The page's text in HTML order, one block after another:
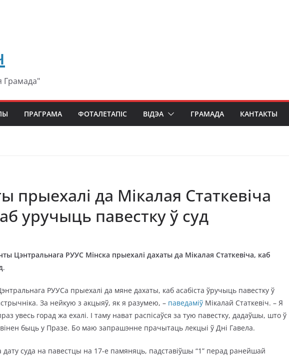
Грамада"
ПРАГРАМА ФОТАЛЕТАПІС ВІДЭА ГРАМАДА КАНТАКТЫ
прыехалі да Мікалая Статкевіча
уручыць павестку ў суд
Цэнтральнага РУУС Мінска прыехалі дахаты да Мікалая Статкевіча, каб
.
РУУСа прыехалі да мяне дахаты, каб асабіста ўручыць павестку ў
За нейкую з акцыяў, як я разумею, – паведаміў Мікалай Статкевіч. – Я
увесь горад жа ехалі. І таму нават распісаўся за тую павестку, дадаўшы, што ў
быць у Празе. Бо маю запрашэнне прачытаць лекцыі ў Дні Гавела.
дату суда на павестцы на 17-е памяняць, падставіўшы “1” перад ранейшай